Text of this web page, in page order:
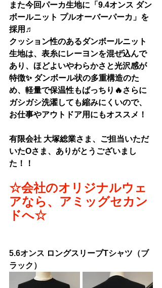
また今回パーカ生地に「9.4オンス ダン
ボールニット プルオーバーパーカ 」を
採用♬
クッション性のあるダンボールニット
生地は、表糸にレーヨンを混ぜ込んで
あり、ほどよいやわらかさと光沢感が
特徴✨ ダンボール状の多重構造のた
め、軽量で保温性もばっちり🔥さらに
ガシガシ洗濯しても縮みにくいので、
お仕事やアウトドア用にもオススメ！
有限会社 大塚総業さま 、ご担当いただ
いたOさま、ありがとうございまし
た！！
☆会社のオリジナルウェ
アなら、アミッグセカン
ドへ☆
5.6オンス ロングスリーブTシャツ （ブ
ラック）